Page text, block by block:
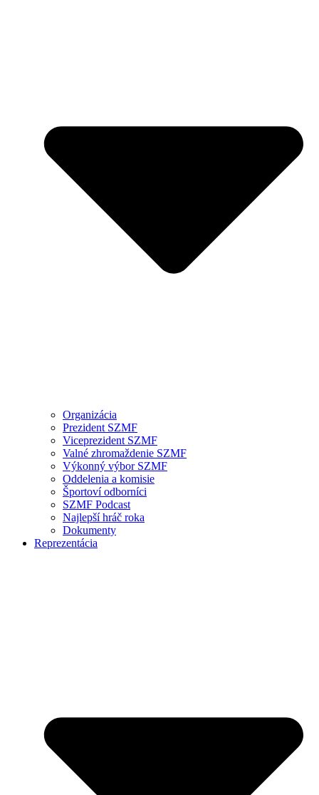
Organizácia
Prezident SZMF
Viceprezident SZMF
Valné zhromaždenie SZMF
Výkonný výbor SZMF
Oddelenia a komisie
Športoví odborníci
SZMF Podcast
Najlepší hráč roka
Dokumenty
Reprezentácia